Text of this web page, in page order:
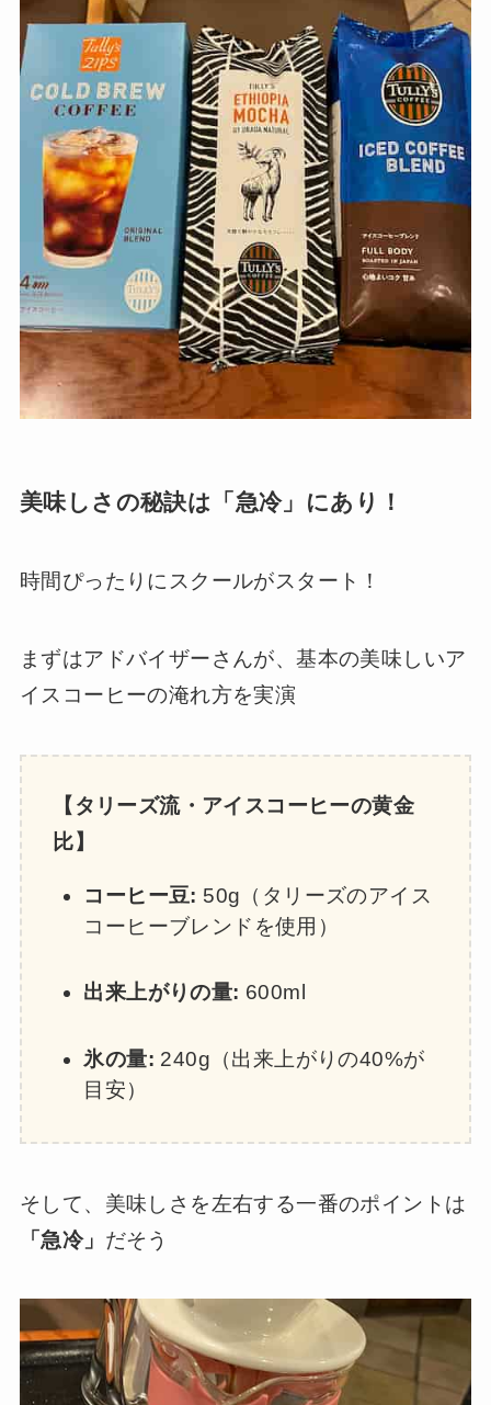
美味しさの秘訣は「急冷」にあり！
時間ぴったりにスクールがスタート！
まずはアドバイザーさんが、基本の美味しいア
イスコーヒーの淹れ方を実演
【タリーズ流・アイスコーヒーの黄金
比】
コーヒー豆: 50g（タリーズのアイス
コーヒーブレンドを使用）
出来上がりの量: 600ml
氷の量: 240g（出来上がりの40%が
目安）
そして、美味しさを左右する一番のポイントは
「急冷」 だそう